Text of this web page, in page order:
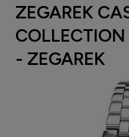
ZEGAREK
- ZEGAREK